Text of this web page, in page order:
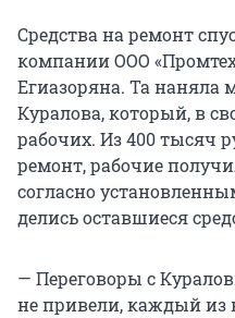
Средства на ремонт
компании ООО
Егиазоряна. Та наняла
Куралова, который, в
рабочих. Из 400 тысяч
ремонт, рабочие
согласно
делись оставшиеся
— Переговоры с
не привели, каждый из